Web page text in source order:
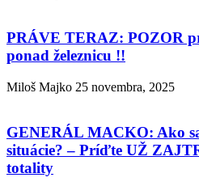
PRÁVE TERAZ: POZOR
ponad železnicu !!
Miloš Majko 25 novembra, 2025
GENERÁL MACKO: Ako
situácie? – Príďte UŽ
totality